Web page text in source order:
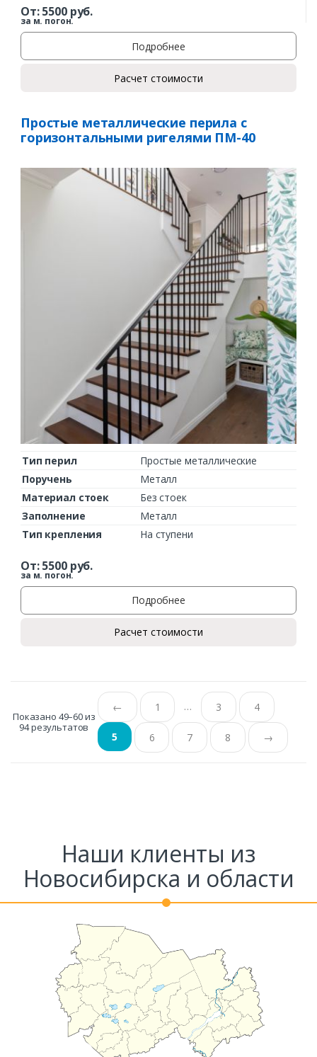
От:5500руб.
за м. погон.
Подробнее
Расчет стоимости
Простые металлические перила с
горизонтальными ригелями ПМ-40
Тип перил
Простые металлические
Поручень
Металл
Материал стоек
Без стоек
Заполнение
Металл
Тип крепления
На ступени
От:5500руб.
за м. погон.
Подробнее
Расчет стоимости
Показано 49–60 из
94 результатов
← 1 … 3 4
5 6 7 8 →
Наши клиенты из
Новосибирска и области